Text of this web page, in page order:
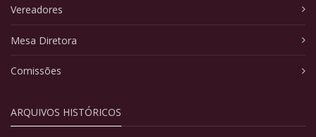
Vereadores
Mesa Diretora
Comissões
ARQUIVOS HISTÓRICOS